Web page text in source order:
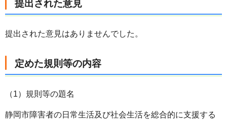
提出された意見
提出された意見はありませんでした。
定めた規則等の内容
（1）規則等の題名
静岡市障害者の日常生活及び社会生活を総合的に支援する